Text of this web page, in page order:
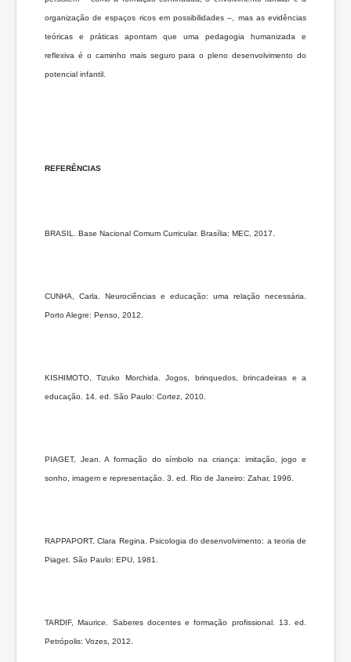
organização de espaços ricos em possibilidades –, mas as evidências
teóricas e práticas apontam que uma pedagogia humanizada e
reflexiva é o caminho mais seguro para o pleno desenvolvimento do
potencial infantil.
REFERÊNCIAS
BRASIL. Base Nacional Comum Curricular. Brasília: MEC, 2017.
CUNHA, Carla. Neurociências e educação: uma relação necessária.
Porto Alegre: Penso, 2012.
KISHIMOTO, Tizuko Morchida. Jogos, brinquedos, brincadeiras e a
educação. 14. ed. São Paulo: Cortez, 2010.
PIAGET, Jean. A formação do símbolo na criança: imitação, jogo e
sonho, imagem e representação. 3. ed. Rio de Janeiro: Zahar, 1996.
RAPPAPORT, Clara Regina. Psicologia do desenvolvimento: a teoria de
Piaget. São Paulo: EPU, 1981.
TARDIF, Maurice. Saberes docentes e formação profissional. 13. ed.
Petrópolis: Vozes, 2012.